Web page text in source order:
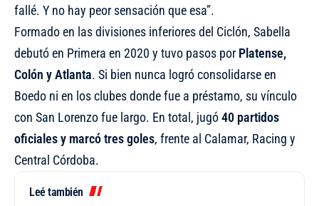
fallé. Y no hay peor sensación que esa”.
Formado en las divisiones inferiores del Ciclón, Sabella
debutó en Primera en 2020 y tuvo pasos por Platense,
Colón y Atlanta. Si bien nunca logró consolidarse en
Boedo ni en los clubes donde fue a préstamo, su vínculo
con San Lorenzo fue largo. En total, jugó40 partidos
oficiales y marcó tres goles, frente al Calamar, Racing y
Central Córdoba.
Leé también